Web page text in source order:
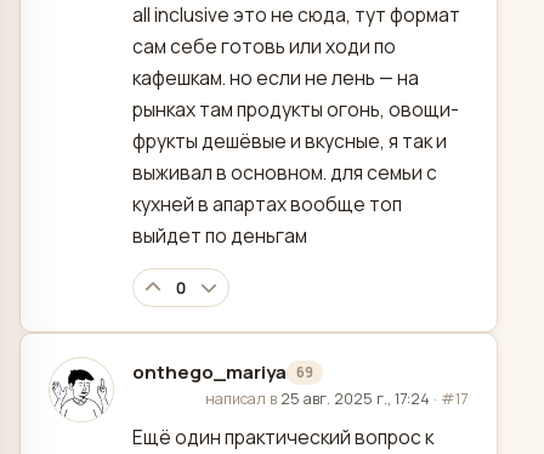
all inclusive это не сюда, тут формат
сам себе готовь или ходи по
кафешкам. но если не лень — на
рынках там продукты огонь, овощи-
фрукты дешёвые и вкусные, я так и
выживал в основном. для семьи с
кухней в апартах вообще топ
выйдет по деньгам
0
onthego_mariya 69
отредактировано
написал в 25 авг. 2025 г., 17:24 · #17
Ещё один практический вопрос к